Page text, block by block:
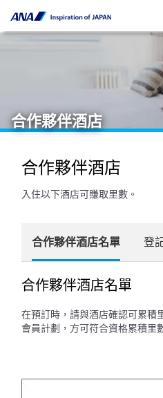
合作夥伴酒店
合作夥伴酒店
入住以下酒店可賺取里數。
合作夥伴酒店名單 登
合作夥伴酒店名單
在預訂時，請與酒店確認可累積
會員計劃，方可符合資格累積里